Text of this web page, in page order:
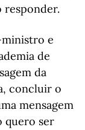
responder.
e
de
da
concluir o
mensagem
quero ser